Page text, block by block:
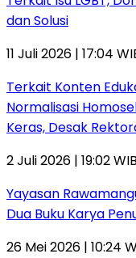
dan Solusi
11 Juli 2026 | 17:04
Terkait Konten
Normalisasi
Keras, Desak
2 Juli 2026 | 19:02 WIB
Yayasan
Dua Buku Karya
26 Mei 2026 | 10:24